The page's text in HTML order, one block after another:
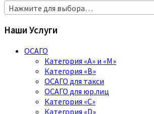
Нажмите для выбора…
Наши Услуги
ОСАГО
Категория «A» и «M»
Категория «B»
ОСАГО для такси
ОСАГО для юр.лиц
Категория «C»
Категория «D»